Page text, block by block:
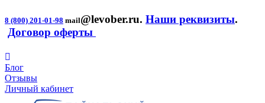
8 (800) 201-01-98 mail@levober.ru. Наши реквизиты.
Договор оферты
Блог
Отзывы
Личный кабинет